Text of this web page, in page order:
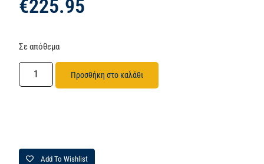
€225.95
Σε απόθεμα
Προσθήκη στο καλάθι
Add To Wishlist